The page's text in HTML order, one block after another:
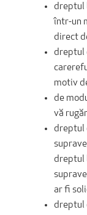
dreptul
într-un
direct
dreptul
motiv
de
vă
dreptul
dreptul
ar fi
dreptul